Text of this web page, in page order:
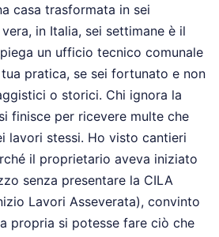
casa trasformata in sei
in Italia, sei settimane è il
un ufficio tecnico comunale
pratica, se sei fortunato e non
o storici. Chi ignora la
finisce per ricevere multe che
lavori stessi. Ho visto cantieri
il proprietario aveva iniziato
senza presentare la CILA
Lavori Asseverata), convinto
propria si potesse fare ciò che